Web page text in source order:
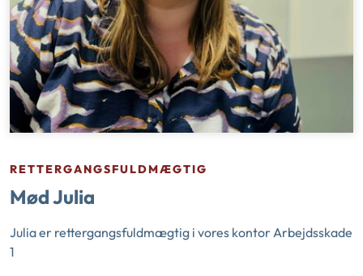
RETTERGANGSFULDMÆGTIG
Mød Julia
Julia er rettergangsfuldmægtig i vores kontor Arbejdsskade
1